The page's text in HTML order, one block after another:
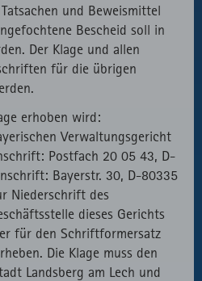
und Beweismittel
Bescheid soll in
Der Klage und allen
für die übrigen
erhoben wird:
Verwaltungsgericht
Postfach 20 05 43, D-
Bayerstr. 30, D-80335
Niederschrift des
dieses Gerichts
für den Schriftformersatz
Die Klage muss den
Landsberg am Lech und